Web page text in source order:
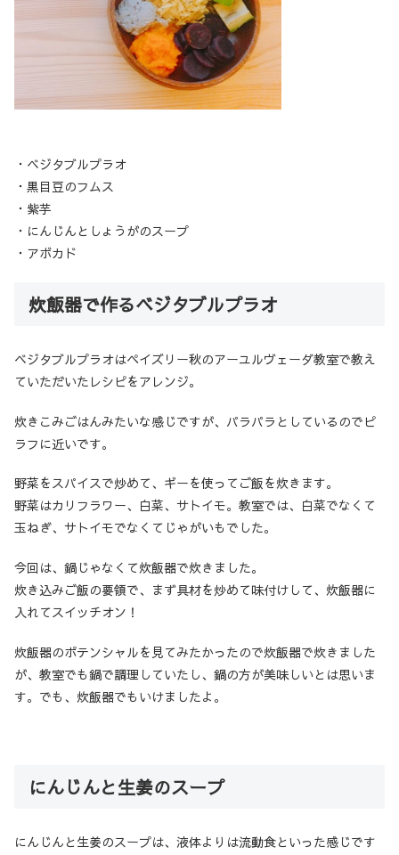
・ベジタブルプラオ
・黒目豆のフムス
・紫芋
・にんじんとしょうがのスープ
・アボカド
炊飯器で作るベジタブルプラオ
ベジタブルプラオはペイズリー秋のアーユルヴェーダ教室で教え
ていただいたレシピをアレンジ。
炊きこみごはんみたいな感じですが、パラパラとしているのでピ
ラフに近いです。
野菜をスパイスで炒めて、ギーを使ってご飯を炊きます。
野菜はカリフラワー、白菜、サトイモ。教室では、白菜でなくて
玉ねぎ、サトイモでなくてじゃがいもでした。
今回は、鍋じゃなくて炊飯器で炊きました。
炊き込みご飯の要領で、まず具材を炒めて味付けして、炊飯器に
入れてスイッチオン！
炊飯器のポテンシャルを見てみたかったので炊飯器で炊きました
が、教室でも鍋で調理していたし、鍋の方が美味しいとは思いま
す。でも、炊飯器でもいけましたよ。
にんじんと生姜のスープ
にんじんと生姜のスープは、液体よりは流動食といった感じです